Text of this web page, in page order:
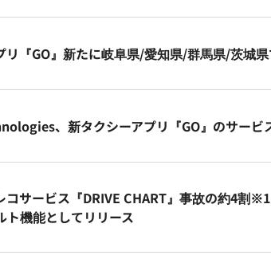
リ『GO』新たに岐阜県/愛知県/群馬県/茨城
、新タクシーアプリ『GO』のサービ
コサービス『DRIVE CHART』事故の約4割
ト機能としてリリース